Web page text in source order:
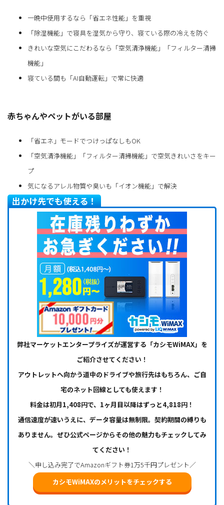
一晩中使用するなら「省エネ性能」を重視
「除湿機能」で寝具を湿気から守り、寝ている際の冷えを防ぐ
きれいな空気にこだわるなら「空気清浄機能」「フィルター清掃
機能」
寝ている間も「AI自動運転」で常に快適
赤ちゃんやペットがいる部屋
「省エネ」モードでつけっぱなしもOK
「空気清浄機能」「フィルター清掃機能」で空気きれいさをキー
プ
気になるアレル物質や臭いも「イオン機能」で解決
出かけ先でも使える！
弊社マーケットエンタープライズが運営する「カシモWiMAX」を
ご紹介させてください！
アウトレットへ向かう道中のドライブや旅行先はもちろん、ご自
宅のネット回線としても使えます！
料金は初月1,408円で、1ヶ月目以降はずっと4,818円！
通信速度が速いうえに、データ容量は無制限。契約期間の縛りも
ありません。ぜひ公式ページからその他の魅力もチェックしてみ
てください！
＼申し込み完了でAmazonギフト券1万5千円プレゼント／
カシモWiMAXのメリットをチェックする